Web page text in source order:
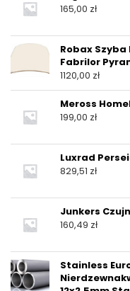
165,00 zł
Robax Szyba
Fabrilor
1120,00 zł
Meross
199,00 zł
Luxrad
829,51 zł
Junkers
160,49 zł
Stainless